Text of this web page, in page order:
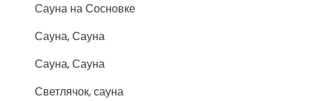
Сауна на Сосновке
Сауна, Сауна
Сауна, Сауна
Светлячок, сауна